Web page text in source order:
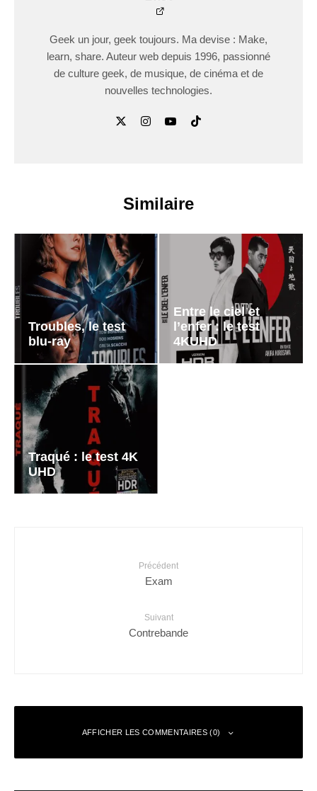
Geek un jour, geek toujours. Ma devise : Make,
learn, share. Auteur web depuis 1996, passionné
de culture geek, de musique, de cinéma et de
nouvelles technologies.
Similaire
Troubles, le test
blu-ray
Entre le ciel et
l’enfer : le test
4KUHD
Traqué : le test 4K
UHD
Précédent
Exam
Suivant
Contrebande
AFFICHER LES COMMENTAIRES (0)